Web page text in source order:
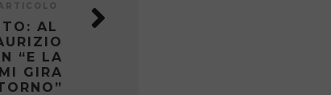
AL
“E LA
GIRA